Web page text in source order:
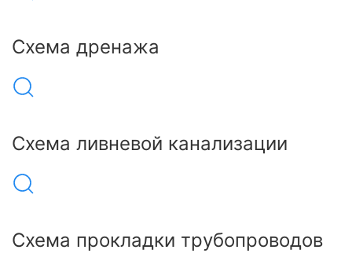
Схема дренажа
Схема ливневой канализации
Схема прокладки трубопроводов